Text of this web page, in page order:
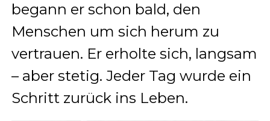
begann er schon bald, den
Menschen um sich herum zu
vertrauen. Er erholte sich, langsam
– aber stetig. Jeder Tag wurde ein
Schritt zurück ins Leben.